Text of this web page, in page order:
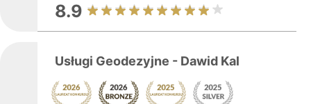
8.9
Usługi Geodezyjne - Dawid Kal